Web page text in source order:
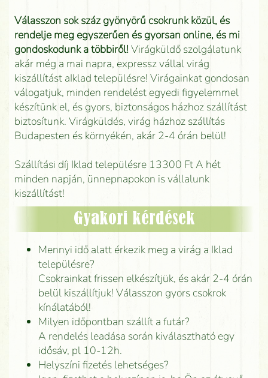
Válasszon sok száz gyönyörű csokrunk közül, és
rendelje meg egyszerűen és gyorsan online, és mi
gondoskodunk a többiről!Virágküldő szolgálatunk
akár még a mai napra, expressz vállal virág
kiszállítást aIklad településre! Virágainkat gondosan
válogatjuk, minden rendelést egyedi figyelemmel
készítünk el, és gyors, biztonságos házhoz szállítást
biztosítunk. Virágküldés, virág házhoz szállítás
Budapesten és környékén, akár 2-4 órán belül!
Szállítási díj Iklad településre 13300 Ft A hét
minden napján, ünnepnapokon is vállalunk
kiszállítást!
Gyakori kérdések
Mennyi idő alatt érkezik meg a virág a Iklad
településre?
Csokrainkat frissen elkészítjük, és akár 2-4 órán
belül kiszállítjuk! Válasszon gyors csokrok
kínálatából!
Milyen időpontban szállít a futár?
A rendelés leadása során kiválasztható egy
idősáv, pl 10-12h.
Helyszíni fizetés lehetséges?